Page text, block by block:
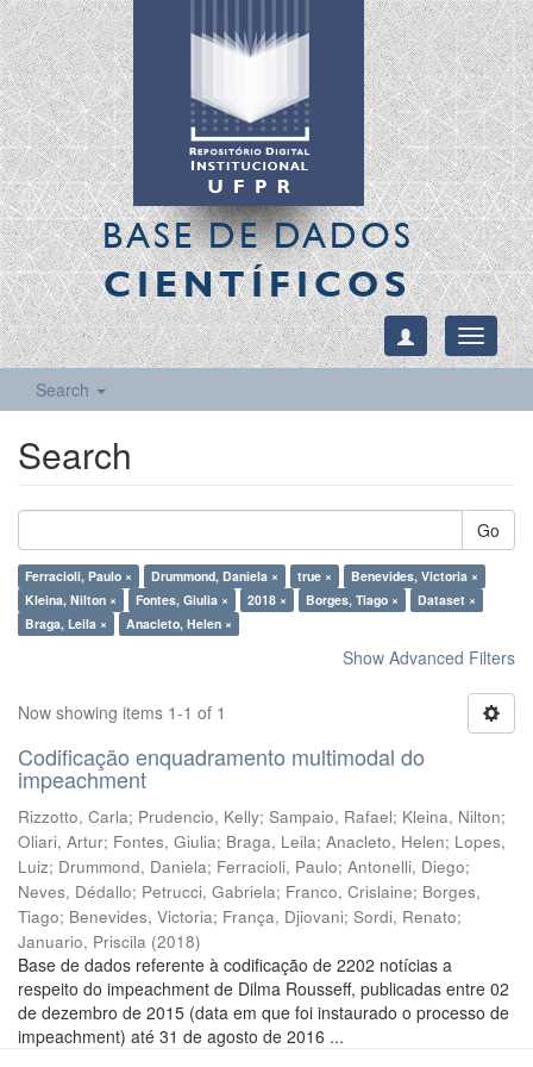
BASE DE DADOS
CIENTÍFICOS
Toggle
Search
Search
Go
Ferracioli, Paulo × Drummond, Daniela × true ×
Benevides, Victoria ×
Kleina, Nilton ×
Fontes, Giulia × 2018 × Borges, Tiago ×
Dataset ×
Braga, Leila ×
Anacleto, Helen ×
Show Advanced Filters
Now showing items 1-1 of 1
Codificação enquadramento multimodal do
impeachment
Rizzotto, Carla; Prudencio, Kelly; Sampaio, Rafael; Kleina, Nilton;
Oliari, Artur; Fontes, Giulia; Braga, Leila; Anacleto, Helen; Lopes,
Luiz; Drummond, Daniela; Ferracioli, Paulo; Antonelli, Diego;
Neves, Dédallo; Petrucci, Gabriela; Franco, Crislaine; Borges,
Tiago; Benevides, Victoria; França, Djiovani; Sordi, Renato;
Januario, Priscila (2018)
Base de dados referente à codificação de 2202 notícias a
respeito do impeachment de Dilma Rousseff, publicadas entre 02
de dezembro de 2015 (data em que foi instaurado o processo de
impeachment) até 31 de agosto de 2016 ...